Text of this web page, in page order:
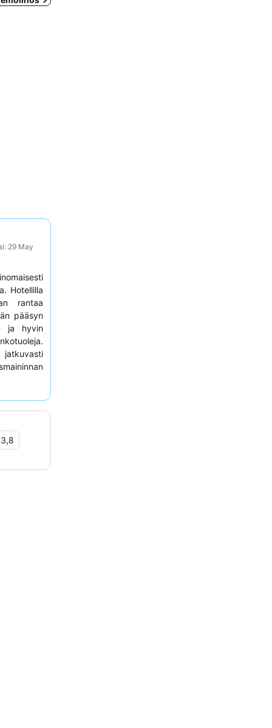
29 May
Hotellilla
rantaa
pääsyn
ja hyvin
3,8